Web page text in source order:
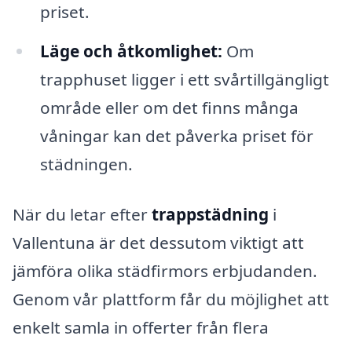
priset.
Läge och åtkomlighet: Om
trapphuset ligger i ett svårtillgängligt
område eller om det finns många
våningar kan det påverka priset för
städningen.
När du letar eftertrappstädning i
Vallentuna är det dessutom viktigt att
jämföra olika städfirmors erbjudanden.
Genom vår plattform får du möjlighet att
enkelt samla in offerter från flera